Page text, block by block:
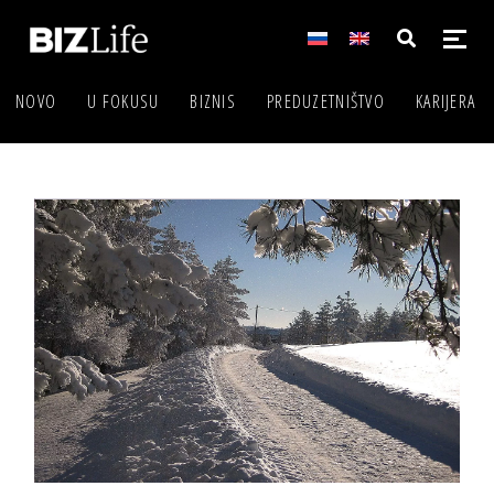
NOVO U FOKUSU BIZNIS PREDUZETNIŠTVO KARIJERA